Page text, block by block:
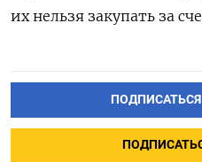
их нельзя закупать за